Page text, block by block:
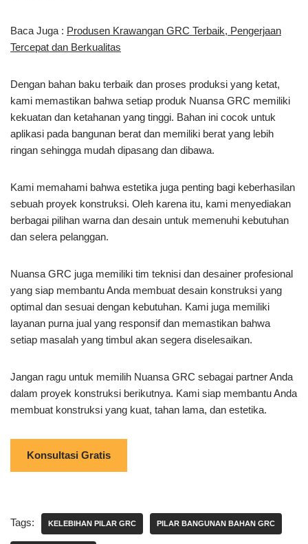
Baca Juga : Produsen Krawangan GRC Terbaik, Pengerjaan
Tercepat dan Berkualitas
Dengan bahan baku terbaik dan proses produksi yang ketat,
kami memastikan bahwa setiap produk Nuansa GRC memiliki
kekuatan dan ketahanan yang tinggi. Bahan ini cocok untuk
aplikasi pada bangunan berat dan memiliki berat yang lebih
ringan sehingga mudah dipasang dan dibawa.
Kami memahami bahwa estetika juga penting bagi keberhasilan
sebuah proyek konstruksi. Oleh karena itu, kami menyediakan
berbagai pilihan warna dan desain untuk memenuhi kebutuhan
dan selera pelanggan.
Nuansa GRC juga memiliki tim teknisi dan desainer profesional
yang siap membantu Anda membuat desain konstruksi yang
optimal dan sesuai dengan kebutuhan. Kami juga memiliki
layanan purna jual yang responsif dan memastikan bahwa
setiap masalah yang timbul akan segera diselesaikan.
Jangan ragu untuk memilih Nuansa GRC sebagai partner Anda
dalam proyek konstruksi berikutnya. Kami siap membantu Anda
membuat konstruksi yang kuat, tahan lama, dan estetika.
Konsultasi Gratis
Tags: KELEBIHAN PILAR GRC PILAR BANGUNAN BAHAN GRC